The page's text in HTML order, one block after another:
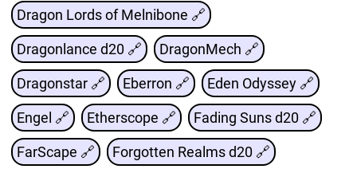
Dragon Lords of Melnibone 🔗
Dragonlance d20 🔗 DragonMech 🔗
Dragonstar 🔗 Eberron 🔗 Eden Odyssey 🔗
Engel 🔗 Etherscope 🔗 Fading Suns d20 🔗
FarScape 🔗 Forgotten Realms d20 🔗